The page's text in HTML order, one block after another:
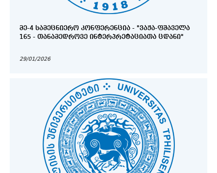
ᲛᲔ-4 ᲡᲐᲛᲔᲪᲜᲘᲔᲠᲝ ᲙᲝᲜᲤᲔᲠᲔᲜᲪᲘᲐ - "ᲕᲐᲟᲐ-ᲤᲨᲐᲕᲔᲚᲐ
165 - ᲗᲐᲜᲐᲛᲔᲓᲠᲝᲕᲔ ᲘᲜᲢᲔᲠᲞᲠᲔᲢᲐᲪᲘᲐᲗᲐ ᲪᲓᲐᲜᲘ"
29/01/2026